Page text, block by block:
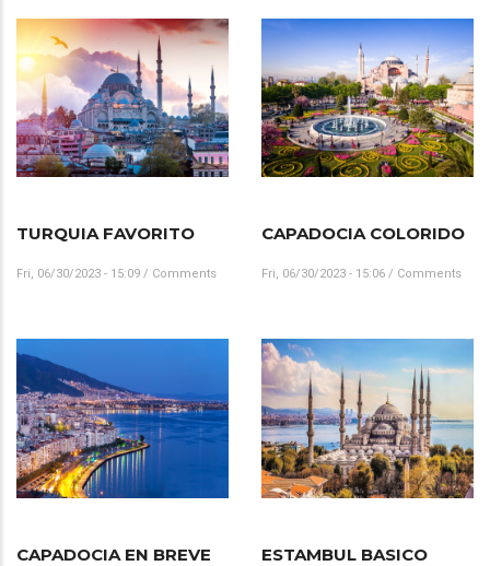
TURQUIA FAVORITO
Fri, 06/30/2023 - 15:09 / Comments
CAPADOCIA COLORIDO
Fri, 06/30/2023 - 15:06 / Comments
CAPADOCIA EN BREVE ESTAMBUL BASICO